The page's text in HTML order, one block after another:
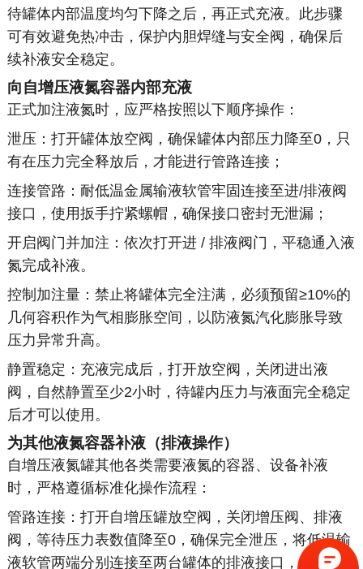
待罐体内部温度均匀下降之后，再正式充液。此步骤
可有效避免热冲击，保护内胆焊缝与安全阀，确保后
续补液安全稳定。
向自增压液氮容器内部充液
正式加注液氮时，应严格按照以下顺序操作：
泄压：打开罐体放空阀，确保罐体内部压力降至0，只
有在压力完全释放后，才能进行管路连接；
连接管路：耐低温金属输液软管牢固连接至进/排液阀
接口，使用扳手拧紧螺帽，确保接口密封无泄漏；
开启阀门并加注：依次打开进 / 排液阀门，平稳通入液
氮完成补液。
控制加注量：禁止将罐体完全注满，必须预留≥10%的
几何容积作为气相膨胀空间，以防液氮汽化膨胀导致
压力异常升高。
静置稳定：充液完成后，打开放空阀，关闭进出液
阀，自然静置至少2小时，待罐内压力与液面完全稳定
后才可以使用。
为其他液氮容器补液（排液操作）
自增压液氮罐其他各类需要液氮的容器、设备补液
时，严格遵循标准化操作流程：
管路连接：打开自增压罐放空阀，关闭增压阀、排液
阀，等待压力表数值降至0，确保完全泄压，将低温输
液软管两端分别连接至两台罐体的排液接口，使用扳